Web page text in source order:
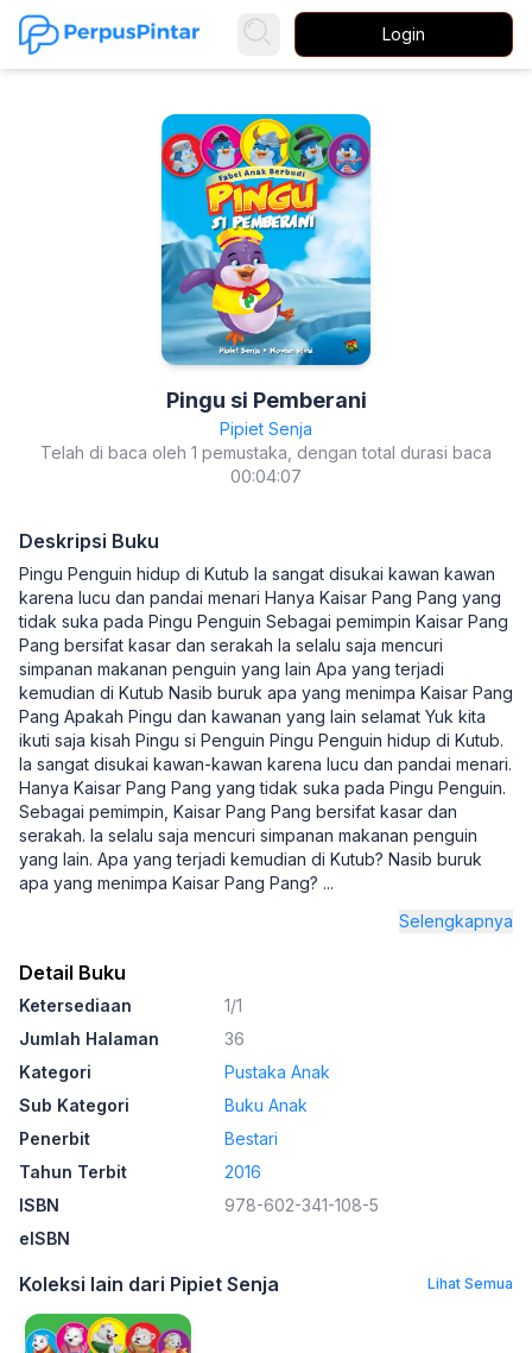
Login
Pingu si Pemberani
Pipiet Senja
Telah di baca oleh 1 pemustaka, dengan total durasi baca
00:04:07
Deskripsi Buku
Pingu Penguin hidup di Kutub Ia sangat disukai kawan kawan
karena lucu dan pandai menari Hanya Kaisar Pang Pang yang
tidak suka pada Pingu Penguin Sebagai pemimpin Kaisar Pang
Pang bersifat kasar dan serakah Ia selalu saja mencuri
simpanan makanan penguin yang lain Apa yang terjadi
kemudian di Kutub Nasib buruk apa yang menimpa Kaisar Pang
Pang Apakah Pingu dan kawanan yang lain selamat Yuk kita
ikuti saja kisah Pingu si Penguin Pingu Penguin hidup di Kutub.
Ia sangat disukai kawan-kawan karena lucu dan pandai menari.
Hanya Kaisar Pang Pang yang tidak suka pada Pingu Penguin.
Sebagai pemimpin, Kaisar Pang Pang bersifat kasar dan
serakah. Ia selalu saja mencuri simpanan makanan penguin
yang lain. Apa yang terjadi kemudian di Kutub? Nasib buruk
apa yang menimpa Kaisar Pang Pang? ...
Selengkapnya
Detail Buku
Ketersediaan
1/1
Jumlah Halaman
36
Kategori
Pustaka Anak
Sub Kategori
Buku Anak
Penerbit
Bestari
Tahun Terbit
2016
ISBN
978-602-341-108-5
eISBN
Koleksi lain dari Pipiet Senja Lihat Semua